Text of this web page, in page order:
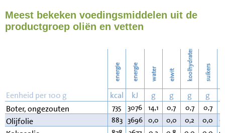
Strijken 39
44
Meest bekeken voedingsmiddelen uit de
productgroep oliën en vetten
energie energie water eiwit koolhydraten suikers
Eenheid per 100 g kcal kJ g g g g
Boter, ongezouten
735 3076 14,1 0,7 0,7 0,7
Olijfolie 883 3696 0,0 0,0 0,2 0,0